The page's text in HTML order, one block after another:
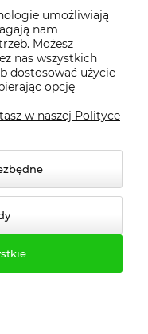
umożliwiają
nam
Możesz
nas wszystkich
dostosować użycie
opcję
w naszej Polityce